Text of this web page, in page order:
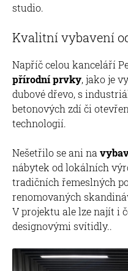
studio.
Kvalitní vybavení
Napříč celou kanceláří
přírodní prvky, jako je
dubové dřevo, s
betonových zdí či
technologií.
Nešetřilo se ani na
nábytek od lokálních
tradičních řemeslných
renomovaných
V projektu ale lze najít i
designovými svítidly..